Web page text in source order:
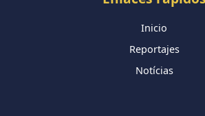
Inicio
Reportajes
Notícias